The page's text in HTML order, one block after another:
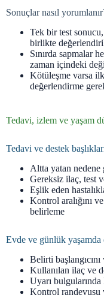
Sonuçlar nasıl
Tek bir test
birlikte
Sınırda sapmalar
zaman içindeki
Kötüleşme varsa
değerlendirme
Tedavi, izlem ve yaşam
Tedavi ve destek
Altta yatan
Gereksiz ilaç, test
Eşlik eden
Kontrol aralığını
belirleme
Evde ve günlük
Belirti
Kullanılan ilaç ve
Uyarı
Kontrol randevusu